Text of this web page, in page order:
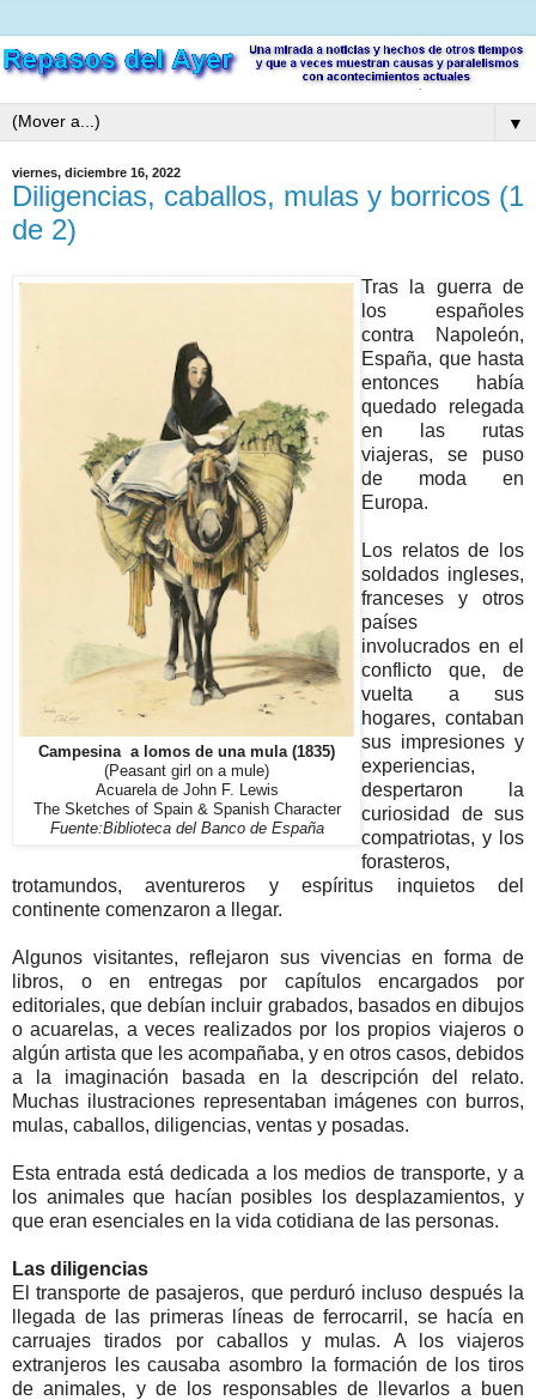
▼
viernes, diciembre 16, 2022
Diligencias, caballos, mulas y borricos (1
de 2)
Campesina a lomos de una mula (1835)
(Peasant girl on a mule)
Acuarela de John F. Lewis
The Sketches of Spain & Spanish Character
Fuente:Biblioteca del Banco de España
Tras la guerra de
los españoles
contra Napoleón,
España, que hasta
entonces había
quedado relegada
en las rutas
viajeras, se puso
de moda en
Europa.
Los relatos de los
soldados ingleses,
franceses y otros
países
involucrados en el
conflicto que, de
vuelta a sus
hogares, contaban
sus impresiones y
experiencias,
despertaron la
curiosidad de sus
compatriotas, y los
forasteros,
trotamundos, aventureros y espíritus inquietos del
continente comenzaron a llegar.
Algunos visitantes, reflejaron sus vivencias en forma de
libros, o en entregas por capítulos encargados por
editoriales, que debían incluir grabados, basados en dibujos
o acuarelas, a veces realizados por los propios viajeros o
algún artista que les acompañaba, y en otros casos, debidos
a la imaginación basada en la descripción del relato.
Muchas ilustraciones representaban imágenes con burros,
mulas, caballos, diligencias, ventas y posadas.
Esta entrada está dedicada a los medios de transporte, y a
los animales que hacían posibles los desplazamientos, y
que eran esenciales en la vida cotidiana de las personas.
Las diligencias
El transporte de pasajeros, que perduró incluso después la
llegada de las primeras líneas de ferrocarril, se hacía en
carruajes tirados por caballos y mulas. A los viajeros
extranjeros les causaba asombro la formación de los tiros
de animales, y de los responsables de llevarlos a buen